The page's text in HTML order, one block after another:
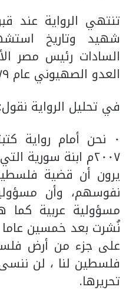
تنتهي الرواية عند
شهيد وتاريخ
السادات رئيس مصر
العدو الصهيوني عام ١٩٧٩م.
في تحليل الرواية نقول:
٠ نحن أمام رواية
٢٠٠٧م ابنة سورية
يرون أن قضية
نفوسهم، وأن
مسؤولية عربية كما
نُشرت بعد خمسين عاما
على جزء من أرض
فلسطين لنا ، لن
تحريرها.